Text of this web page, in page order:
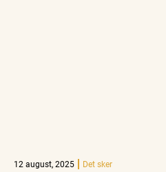
12 august, 2025 Det sker